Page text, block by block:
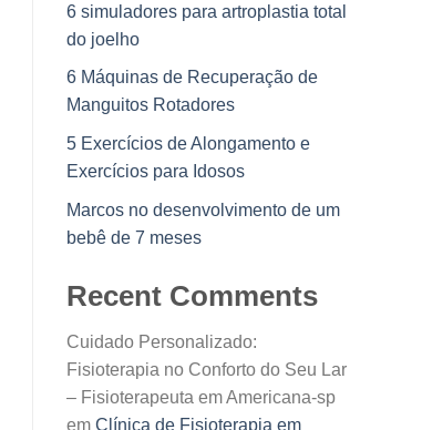
6 simuladores para artroplastia total
do joelho
6 Máquinas de Recuperação de
Manguitos Rotadores
5 Exercícios de Alongamento e
Exercícios para Idosos
Marcos no desenvolvimento de um
bebê de 7 meses
Recent Comments
Cuidado Personalizado:
Fisioterapia no Conforto do Seu Lar
– Fisioterapeuta em Americana-sp
em Clínica de Fisioterapia em